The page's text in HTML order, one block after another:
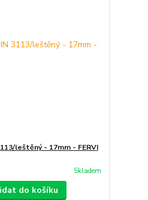
leštěný - 17mm - FERVI
Skladem
do košíku